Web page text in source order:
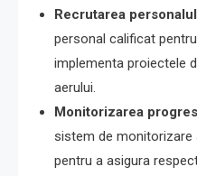
Recrutarea
personal calificat
implementa proiectele
aerului.
Monitorizarea
sistem de monitorizare
pentru a asigura